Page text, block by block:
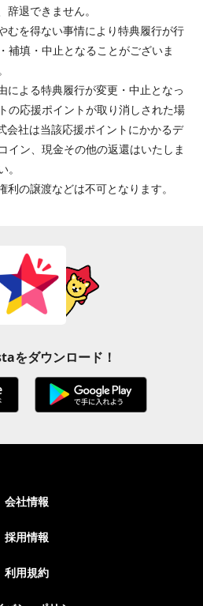
退できません。
むを得ない事情により特典履行が行
補填・中止となることがございま
による特典履行が変更・中止となっ
の応援ポイントが取り消しされた場
会社は当該応援ポイントにかかるデ
イン、現金その他の返還はいたしま
の譲渡などは不可となります。
をダウンロード！
会社情報
採用情報
利用規約